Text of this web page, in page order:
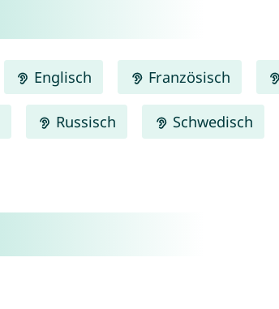
Englisch Französisch
Russisch Schwedisch